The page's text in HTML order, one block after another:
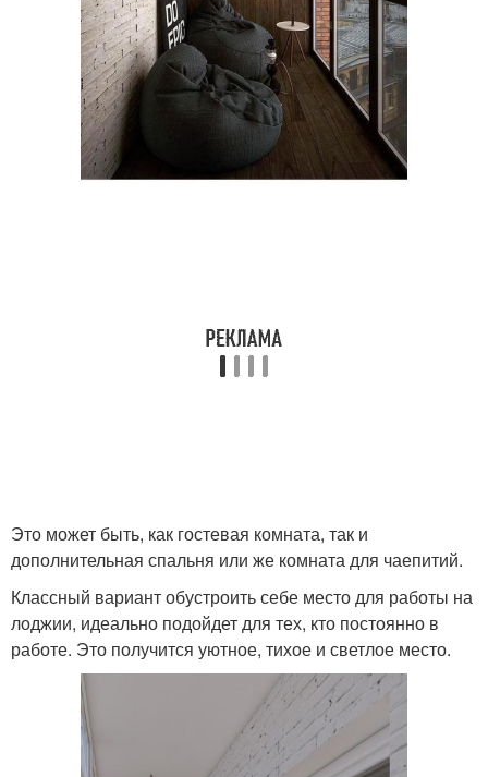
Это может быть, как гостевая комната, так и
дополнительная спальня или же комната для чаепитий.
Классный вариант обустроить себе место для работы на
лоджии, идеально подойдет для тех, кто постоянно в
работе. Это получится уютное, тихое и светлое место.